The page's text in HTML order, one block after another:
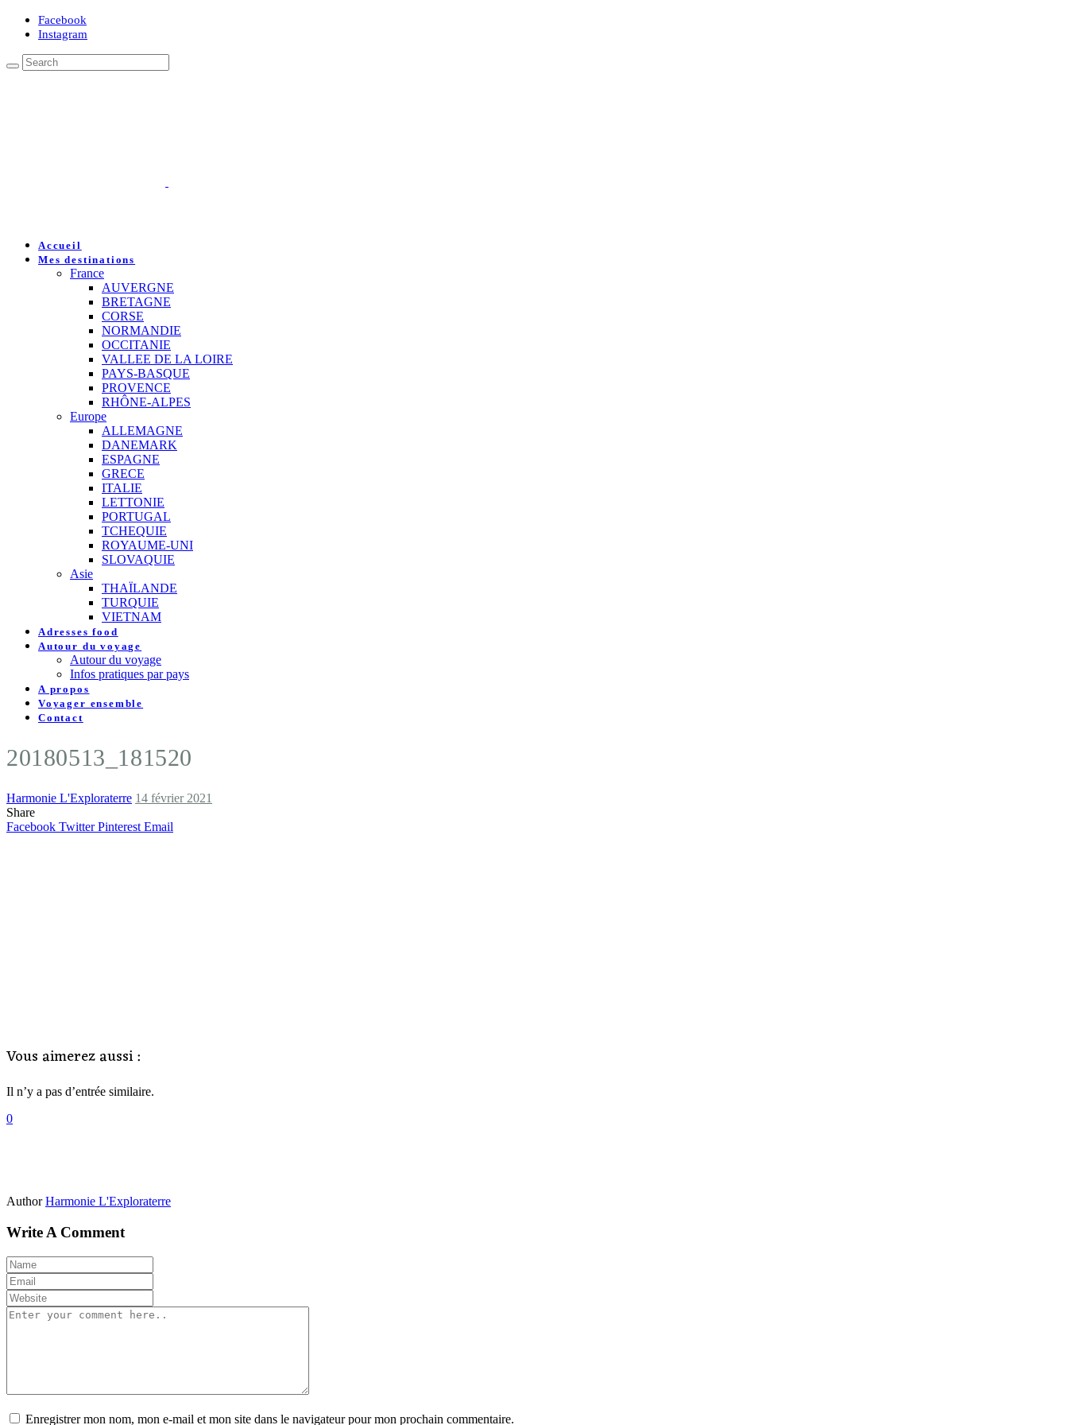
Facebook
Instagram
Accueil
Mes destinations
France
AUVERGNE
BRETAGNE
CORSE
NORMANDIE
OCCITANIE
VALLEE DE LA LOIRE
PAYS-BASQUE
PROVENCE
RHÔNE-ALPES
Europe
ALLEMAGNE
DANEMARK
ESPAGNE
GRECE
ITALIE
LETTONIE
PORTUGAL
TCHEQUIE
ROYAUME-UNI
SLOVAQUIE
Asie
THAÏLANDE
TURQUIE
VIETNAM
Adresses food
Autour du voyage
Autour du voyage
Infos pratiques par pays
A propos
Voyager ensemble
Contact
20180513_181520
Harmonie L'Exploraterre 14 février 2021
Share
Facebook Twitter Pinterest Email
Vous aimerez aussi :
Il n’y a pas d’entrée similaire.
0
Author Harmonie L'Exploraterre
Write A Comment
Enregistrer mon nom, mon e-mail et mon site dans le navigateur pour mon prochain commentaire.